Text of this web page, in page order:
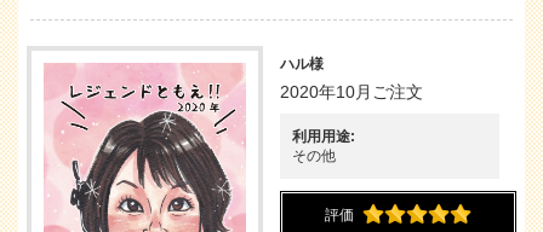
ハル様
2020年10月ご注文
利用用途:
その他
評価